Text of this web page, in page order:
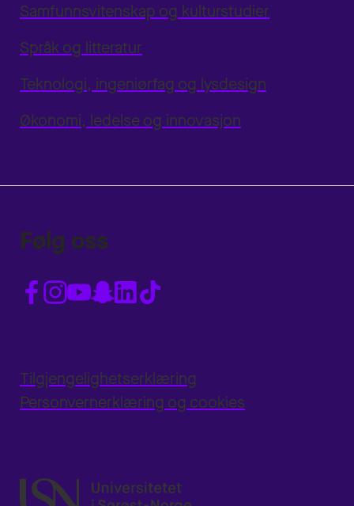
Samfunnsvitenskap og kulturstudier
Språk og litteratur
Teknologi, ingeniørfag og lysdesign
Økonomi, ledelse og innovasjon
Følg oss
Tilgjengelighetserklæring
Personvernerklæring og cookies